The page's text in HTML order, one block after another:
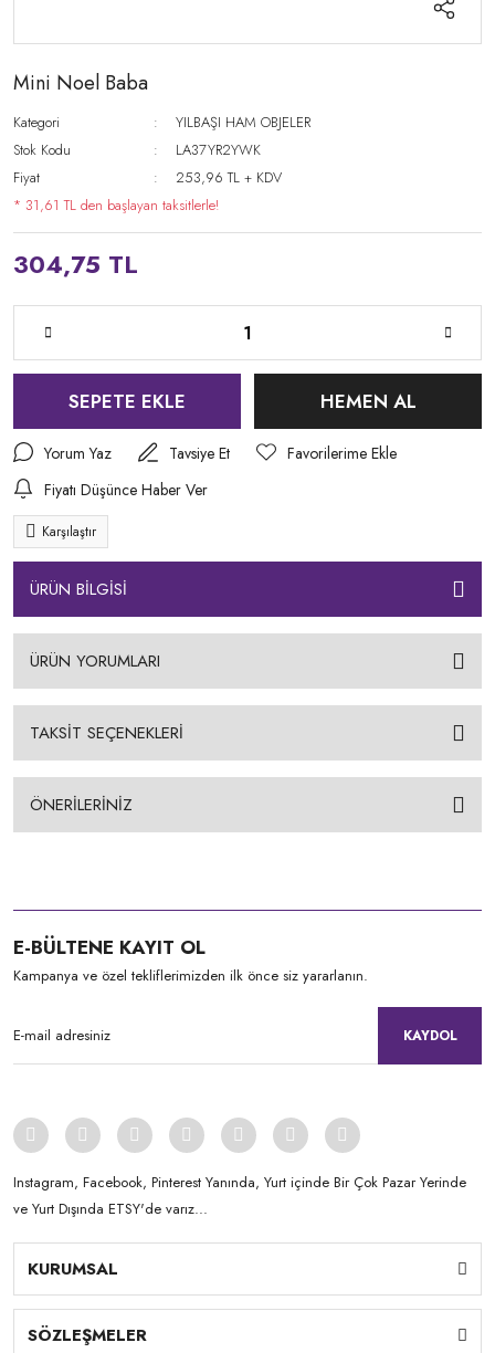
Mini Noel Baba
Kategori
YILBAŞI HAM OBJELER
Stok Kodu
LA37YR2YWK
Fiyat
253,96 TL + KDV
* 31,61 TL den başlayan taksitlerle!
304,75 TL
SEPETE EKLE HEMEN AL
Yorum Yaz
Tavsiye Et
Fiyatı Düşünce Haber Ver
Karşılaştır
ÜRÜN BİLGİSİ
ÜRÜN YORUMLARI
TAKSİT SEÇENEKLERİ
ÖNERİLERİNİZ
E-BÜLTENE KAYIT OL
Kampanya ve özel tekliflerimizden ilk önce siz yararlanın.
KAYDOL
Instagram, Facebook, Pinterest Yanında, Yurt içinde Bir Çok Pazar Yerinde
ve Yurt Dışında ETSY'de varız...
KURUMSAL
SÖZLEŞMELER